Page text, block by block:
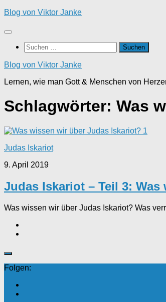
Zum
springen
Blog von Viktor Janke
Suchen
nach:
Blog von Viktor Janke
Lernen, wie man Gott & Menschen von
Schlagwörter: Was
1
Judas Iskariot
9. April 2019
Judas Iskariot – Teil 3:
Was wissen wir über Judas Iskariot? Was
Folgen: